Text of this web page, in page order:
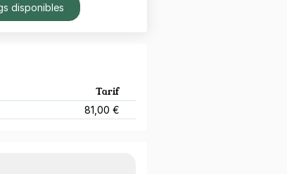
disponibles
Tarif
81,00 €